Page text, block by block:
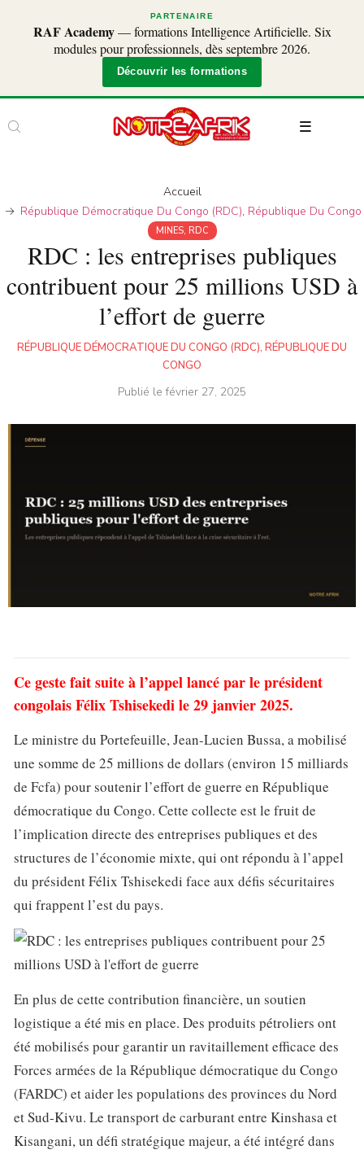
PARTENAIRE
RAF Academy— formations Intelligence Artificielle. Six
modules pour professionnels, dès septembre 2026.
Découvrir les formations
Accueil
République Démocratique Du Congo (RDC), République Du Congo
MINES, RDC
RDC : les entreprises publiques
contribuent pour 25 millions USD à
l’effort de guerre
RÉPUBLIQUE DÉMOCRATIQUE DU CONGO (RDC), RÉPUBLIQUE DU
CONGO
Publié lefévrier 27, 2025
Ce geste fait suite à l’appel lancé par le président
congolais Félix Tshisekedi le 29 janvier 2025.
Le ministre du Portefeuille, Jean-Lucien Bussa, a mobilisé
une somme de 25 millions de dollars (environ 15 milliards
de Fcfa) pour soutenir l’effort de guerre en République
démocratique du Congo. Cette collecte est le fruit de
l’implication directe des entreprises publiques et des
structures de l’économie mixte, qui ont répondu à l’appel
du président Félix Tshisekedi face aux défis sécuritaires
qui frappent l’est du pays.
En plus de cette contribution financière, un soutien
logistique a été mis en place. Des produits pétroliers ont
été mobilisés pour garantir un ravitaillement efficace des
Forces armées de la République démocratique du Congo
(FARDC) et aider les populations des provinces du Nord
et Sud-Kivu. Le transport de carburant entre Kinshasa et
Kisangani, un défi stratégique majeur, a été intégré dans